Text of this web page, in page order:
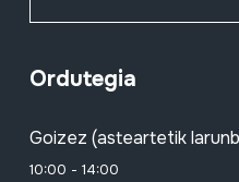
Ordutegia
Goizez (asteartetik
10:00 - 14:00